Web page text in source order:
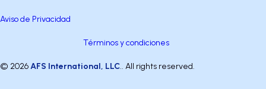
© 2026AFS International, LLC.. All rights reserved.
Términos y condiciones
Aviso de Privacidad